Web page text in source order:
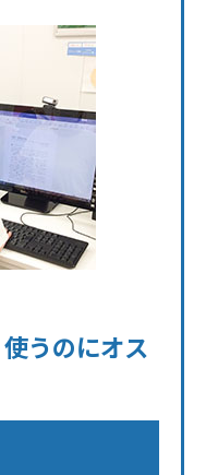
うのにオス